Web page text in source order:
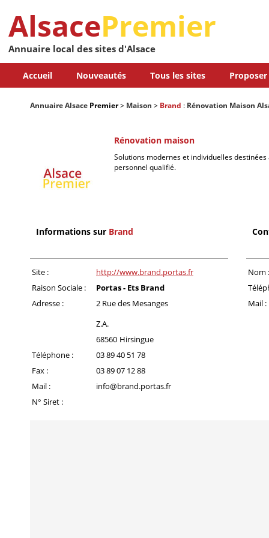
AlsacePremier
Annuaire local des sites d'Alsace
Accueil Nouveautés Tous les sites
Annuaire Alsace Premier> Maison > Brand : Rénovation Maison
Rénovation maison
Solutions modernes et individuelles
personnel qualifié.
Informations sur Brand
Site :
http://www.brand.portas.fr
Raison Sociale :
Portas - Ets Brand
Adresse :
2 Rue des Mesanges
Z.A.
68560 Hirsingue
Téléphone :
03 89 40 51 78
Fax :
03 89 07 12 88
Mail :
info@brand.portas.fr
N° Siret :
Nom :
Mail :